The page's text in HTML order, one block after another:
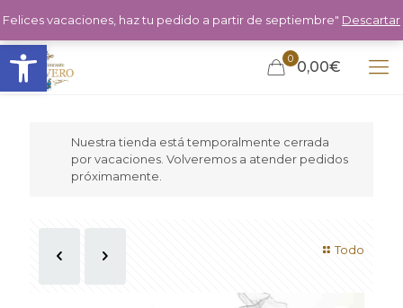
Abrir barra de herramientas 0 0,00€
Nuestra tienda está temporalmente cerrada
por vacaciones. Volveremos a atender pedidos
próximamente.
Todo
Felices vacaciones, haz tu pedido a partir de septiembre" Descartar